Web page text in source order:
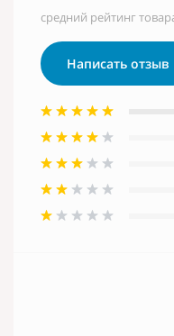
средний рейтинг
Написать отзыв